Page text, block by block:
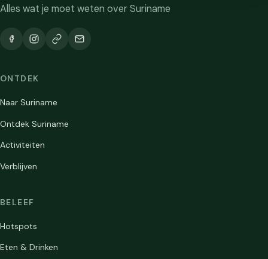
Alles wat je moet weten over Suriname
ONTDEK
Naar Suriname
Ontdek Suriname
Activiteiten
Verblijven
BELEEF
Hotspots
Eten & Drinken